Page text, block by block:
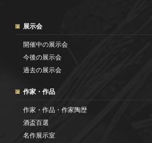
展示会
開催中の展示会
今後の展示会
過去の展示会
作家・作品
作家・作品・作家陶歴
酒盃百選
名作展示室